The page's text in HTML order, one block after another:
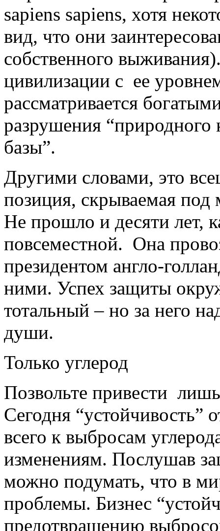
sapiens sapiens, хотя
вид, что они
собственного
цивилизации с ее
рассматривается
разрушения “природного
базы”.
Другими словами, это
позиция, скрываемая
Не прошло и десяти лет,
повсеместной. Она
президентом англо-
ними. Успех защиты
тотальный – но за него
души.
Только углерод
Позвольте привести
Сегодня “устойчивость”
всего к выбросам
изменениям. Послушав
можно подумать, что в
проблемы. Бизнес
предотвращению